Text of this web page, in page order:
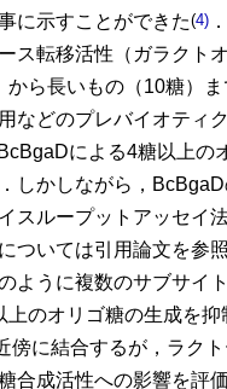
に示すことができた(4)
ス転移活性（ガラクト
から長いもの（10糖）
などのプレバイオティ
BcBgaDによる4糖以上
しかしながら，
スループットアッセイ
ついては引用論文を参
ように複数のサブサイ
上のオリゴ糖の生成を
傍に結合するが，ラク
合成活性への影響を評